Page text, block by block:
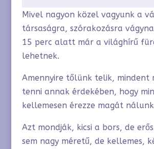
Mivel nagyon közel vagyunk a
társaságra, szórakozásra
15 perc alatt már a világhírű
lehetnek.
Amennyire tőlünk telik, mindent
tenni annak érdekében, hogy
kellemesen érezze magát
Azt mondják, kicsi a bors, de
sem nagy méretű, de kellemes,